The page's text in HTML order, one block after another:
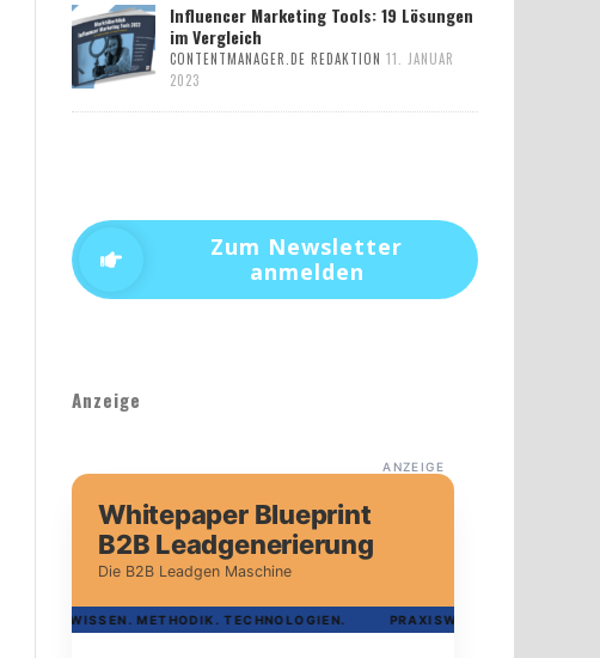
Influencer Marketing Tools: 19 Lösungen
im Vergleich
CONTENTMANAGER.DE REDAKTION 11. JANUAR
2023
Zum Newsletter
anmelden
Anzeige